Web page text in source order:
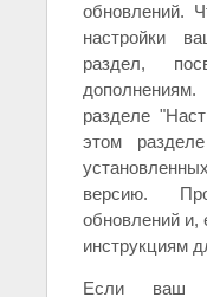
обновлений.
настройки
раздел,
разделе
этом
версию.
обновлений и,
инструкциям
Если ваш